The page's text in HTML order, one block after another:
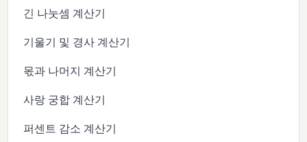
긴 나눗셈 계산기
기울기 및 경사 계산기
몫과 나머지 계산기
사랑 궁합 계산기
퍼센트 감소 계산기